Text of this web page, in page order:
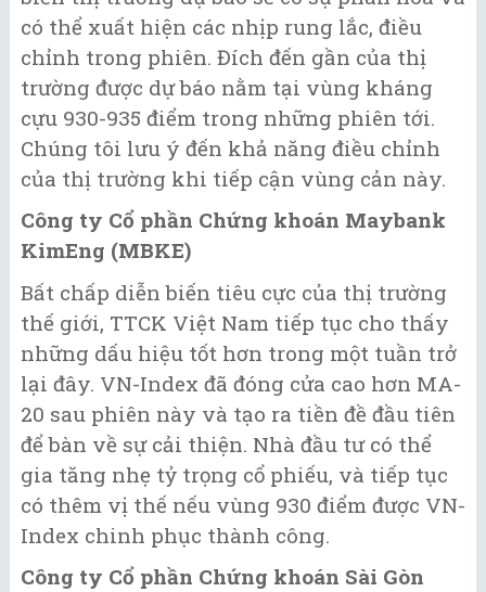
có thể xuất hiện các nhịp rung lắc, điều
chỉnh trong phiên. Đích đến gần của thị
trường được dự báo nằm tại vùng kháng
cựu 930-935 điểm trong những phiên tới.
Chúng tôi lưu ý đến khả năng điều chỉnh
của thị trường khi tiếp cận vùng cản này.
Công ty Cổ phần Chứng khoán Maybank
KimEng (MBKE)
Bất chấp diễn biến tiêu cực của thị trường
thế giới, TTCK Việt Nam tiếp tục cho thấy
những dấu hiệu tốt hơn trong một tuần trở
lại đây. VN-Index đã đóng cửa cao hơn MA-
20 sau phiên này và tạo ra tiền đề đầu tiên
để bàn về sự cải thiện. Nhà đầu tư có thể
gia tăng nhẹ tỷ trọng cổ phiếu, và tiếp tục
có thêm vị thế nếu vùng 930 điểm được VN-
Index chinh phục thành công.
Công ty Cổ phần Chứng khoán Sài Gòn